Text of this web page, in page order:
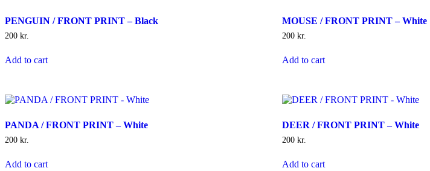
PENGUIN / FRONT PRINT – Black
200 kr.
Add to cart
MOUSE / FRONT PRINT – White
200 kr.
Add to cart
PANDA / FRONT PRINT – White
200 kr.
Add to cart
DEER / FRONT PRINT – White
200 kr.
Add to cart